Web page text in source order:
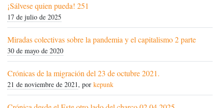
¡Sálvese quien pueda! 251
17 de julio de 2025
Miradas colectivas sobre la pandemia y el capitalismo 2 parte
30 de mayo de 2020
Crónicas de la migración del 23 de octubre 2021.
21 de noviembre de 2021, por kepunk